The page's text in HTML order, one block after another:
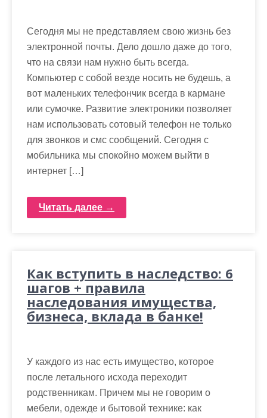
Сегодня мы не представляем свою жизнь без
электронной почты. Дело дошло даже до того,
что на связи нам нужно быть всегда.
Компьютер с собой везде носить не будешь, а
вот маленьких телефончик всегда в кармане
или сумочке. Развитие электроники позволяет
нам использовать сотовый телефон не только
для звонков и смс сообщений. Сегодня с
мобильника мы спокойно можем выйти в
интернет […]
Читать далее →
Как вступить в наследство: 6
шагов + правила
наследования имущества,
бизнеса, вклада в банке!
У каждого из нас есть имущество, которое
после летального исхода переходит
родственникам. Причем мы не говорим о
мебели, одежде и бытовой технике: как